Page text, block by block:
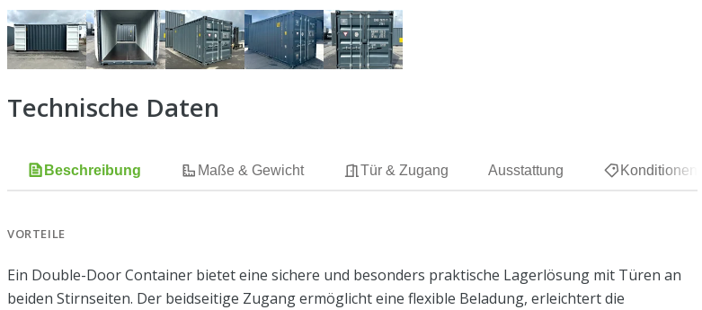
Technische Daten
Beschreibung Maße & Gewicht Tür & Zugang Ausstattung Konditionen
VORTEILE
Ein Double-Door Container bietet eine sichere und besonders praktische Lagerlösung mit Türen an
beiden Stirnseiten. Der beidseitige Zugang ermöglicht eine flexible Beladung, erleichtert die